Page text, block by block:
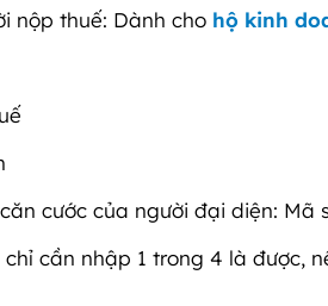
nộp thuế: Dành cho hộ kinh
cước của người đại diện:
cần nhập 1 trong 4 là được,